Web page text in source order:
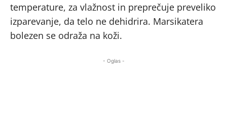
temperature, za vlažnost in preprečuje preveliko
izparevanje, da telo ne dehidrira. Marsikatera
bolezen se odraža na koži.
- Oglas -